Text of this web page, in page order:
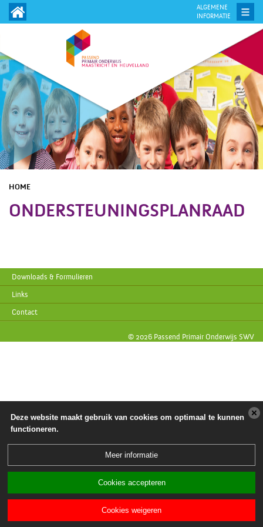
ALGEMENE
INFORMATIE
HOME
ONDERSTEUNINGSPLANRAAD
Downloads & Formulieren
Links
Contact
© 2026 Passend Primair Onderwijs SWV
Deze website maakt gebruik van cookies om optimaal te kunnen
functioneren.
Meer informatie
Cookies accepteren
Cookies weigeren